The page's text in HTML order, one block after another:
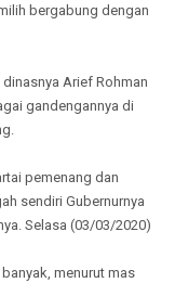
bergabung dengan
Arief Rohman
gandengannya di
pemenang dan
sendiri Gubernurnya
Selasa (03/03/2020)
menurut mas